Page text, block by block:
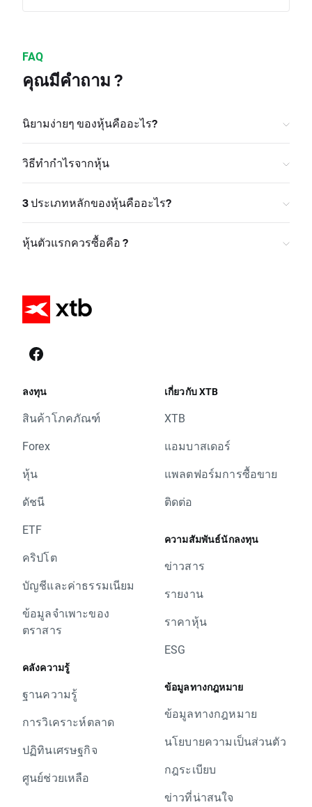
FAQ
คุณมีคำถาม ?
นิยามง่ายๆ ของหุ้นคืออะไร?
วิธีทำกำไรจากหุ้น
3 ประเภทหลักของหุ้นคืออะไร?
หุ้นตัวแรกควรซื้อคือ ?
ลงทุน
สินค้าโภคภัณฑ์
Forex
หุ้น
ดัชนี
ETF
คริปโต
บัญชีและค่าธรรมเนียม
ข้อมูลจำเพาะของ
ตราสาร
คลังความรู้
ฐานความรู้
การวิเคราะห์ตลาด
ปฏิทินเศรษฐกิจ
ศูนย์ช่วยเหลือ
เกี่ยวกับ XTB
XTB
แอมบาสเดอร์
แพลตฟอร์มการซื้อขาย
ติดต่อ
ความสัมพันธ์นักลงทุน
ข่าวสาร
รายงาน
ราคาหุ้น
ESG
ข้อมูลทางกฎหมาย
ข้อมูลทางกฎหมาย
นโยบายความเป็นส่วนตัว
กฎระเบียบ
ข่าวที่น่าสนใจ